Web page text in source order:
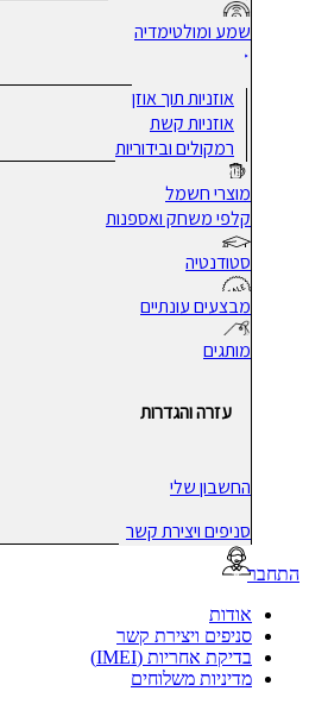
שמע ומולטימדיה
אוזניות תוך אוזן
אוזניות קשת
רמקולים ובידוריות
מוצרי חשמל
קלפי משחק ואספנות
סטודנטיה
מבצעים עונתיים
מותגים
עזרה והגדרות
החשבון שלי
סניפים ויצירת קשר
אודות
סניפים ויצירת קשר
בדיקת אחריות (IMEI)
מדיניות משלוחים